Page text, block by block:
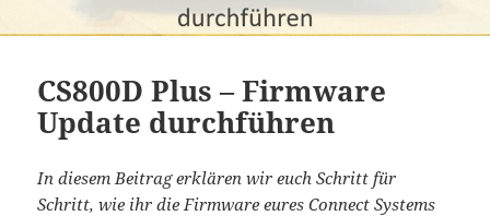
CS800D Plus – Firmware
Update durchführen
In diesem Beitrag erklären wir euch Schritt für
Schritt, wie ihr die Firmware eures Connect Systems